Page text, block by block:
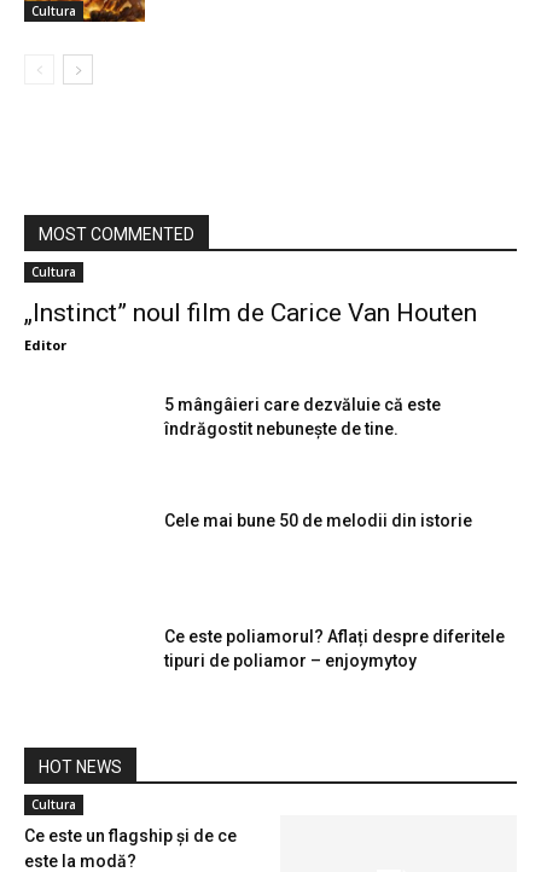
Cultura
MOST COMMENTED
Cultura
„Instinct” noul film de Carice Van Houten
Editor
5 mângâieri care dezvăluie că este
îndrăgostit nebunește de tine.
Cele mai bune 50 de melodii din istorie
Ce este poliamorul? Aflați despre diferitele
tipuri de poliamor – enjoymytoy
HOT NEWS
Cultura
Ce este un flagship și de ce
este la modă?